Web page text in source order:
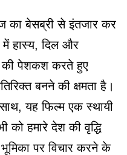
का बेसब्री से इंतजार कर
हास्य, दिल और
की पेशकश करते हुए
बनने की क्षमता है।
यह फिल्म एक स्थायी
को हमारे देश की वृद्धि
पर विचार करने के